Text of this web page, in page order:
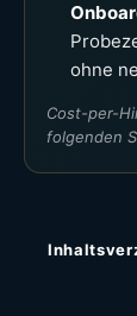
ohne
Cost-per-
folgenden